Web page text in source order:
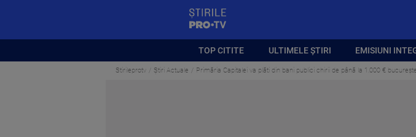
TOP CITITE ULTIMELE ȘTIRI EMISIUNI
Stirileprotv Știri Actuale Primăria Capitalei va plăti din bani publici chirii de până la 1.000 €